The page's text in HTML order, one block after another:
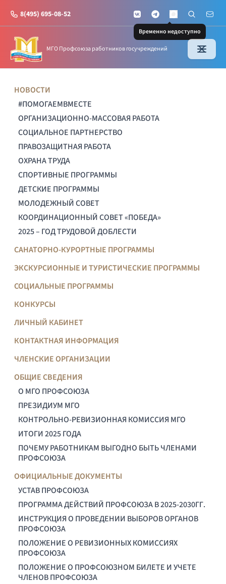
8(495) 695-08-52 VKontakteTelegramMAX
Временно недоступно
Поиск по
Почта
МГО Профсоюза работников госучреждений
НОВОСТИ
#ПОМОГАЕМВМЕСТЕ
ОРГАНИЗАЦИОННО-МАССОВАЯ РАБОТА
СОЦИАЛЬНОЕ ПАРТНЕРСТВО
ПРАВОЗАЩИТНАЯ РАБОТА
ОХРАНА ТРУДА
СПОРТИВНЫЕ ПРОГРАММЫ
ДЕТСКИЕ ПРОГРАММЫ
МОЛОДЕЖНЫЙ СОВЕТ
КООРДИНАЦИОННЫЙ СОВЕТ «ПОБЕДА»
2025 – ГОД ТРУДОВОЙ ДОБЛЕСТИ
САНАТОРНО-КУРОРТНЫЕ ПРОГРАММЫ
ЭКСКУРСИОННЫЕ И ТУРИСТИЧЕСКИЕ ПРОГРАММЫ
СОЦИАЛЬНЫЕ ПРОГРАММЫ
КОНКУРСЫ
ЛИЧНЫЙ КАБИНЕТ
КОНТАКТНАЯ ИНФОРМАЦИЯ
ЧЛЕНСКИЕ ОРГАНИЗАЦИИ
ОБЩИЕ СВЕДЕНИЯ
О МГО ПРОФСОЮЗА
ПРЕЗИДИУМ МГО
КОНТРОЛЬНО-РЕВИЗИОННАЯ КОМИССИЯ МГО
ИТОГИ 2025 ГОДА
ПОЧЕМУ РАБОТНИКАМ ВЫГОДНО БЫТЬ ЧЛЕНАМИ
ПРОФСОЮЗА
ОФИЦИАЛЬНЫЕ ДОКУМЕНТЫ
УСТАВ ПРОФСОЮЗА
ПРОГРАММА ДЕЙСТВИЙ ПРОФСОЮЗА В 2025-2030ГГ.
ИНСТРУКЦИЯ О ПРОВЕДЕНИИ ВЫБОРОВ ОРГАНОВ
ПРОФСОЮЗА
ПОЛОЖЕНИЕ О РЕВИЗИОННЫХ КОМИССИЯХ
ПРОФСОЮЗА
ПОЛОЖЕНИЕ О ПРОФСОЮЗНОМ БИЛЕТЕ И УЧЕТЕ
ЧЛЕНОВ ПРОФСОЮЗА